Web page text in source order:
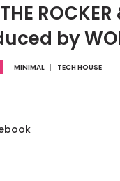
by
MINIMAL TECH HOUSE